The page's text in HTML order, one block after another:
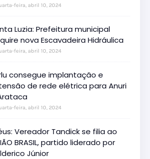
feira, abril 10, 2024
Luzia: Prefeitura municipal
nova Escavadeira Hidráulica
feira, abril 10, 2024
consegue implantação e
de rede elétrica para Anuri
feira, abril 10, 2024
Vereador Tandick se filia ao
BRASIL, partido liderado por
Júnior